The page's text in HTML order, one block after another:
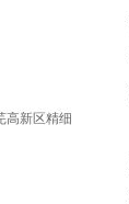
高新区精细